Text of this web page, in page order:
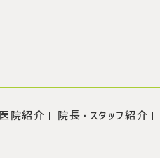
医院紹介 院長・スタッフ紹介